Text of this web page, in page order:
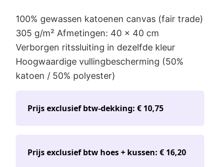
100% gewassen katoenen canvas (fair trade)
305 g/m² Afmetingen: 40 x 40 cm
Verborgen ritssluiting in dezelfde kleur
Hoogwaardige vullingbescherming (50%
katoen / 50% polyester)
Prijs exclusief btw-dekking: € 10,75
Prijs exclusief btw hoes + kussen: € 16,20